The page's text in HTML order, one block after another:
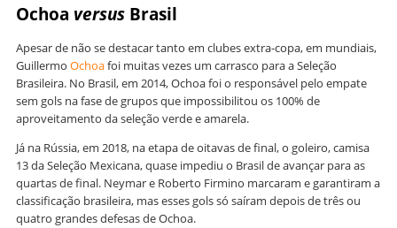
Ochoa versus Brasil
Apesar de não se destacar tanto em clubes extra-copa, em mundiais,
Guillermo Ochoafoi muitas vezes um carrasco para a Seleção
Brasileira. No Brasil, em 2014, Ochoa foi o responsável pelo empate
sem gols na fase de grupos que impossibilitou os 100% de
aproveitamento da seleção verde e amarela.
Já na Rússia, em 2018, na etapa de oitavas de final, o goleiro, camisa
13 da Seleção Mexicana, quase impediu o Brasil de avançar para as
quartas de final. Neymar e Roberto Firmino marcaram e garantiram a
classificação brasileira, mas esses gols só saíram depois de três ou
quatro grandes defesas de Ochoa.